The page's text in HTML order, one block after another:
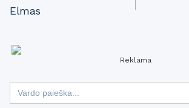
navigation
Elmas
Reklama
Search
for: